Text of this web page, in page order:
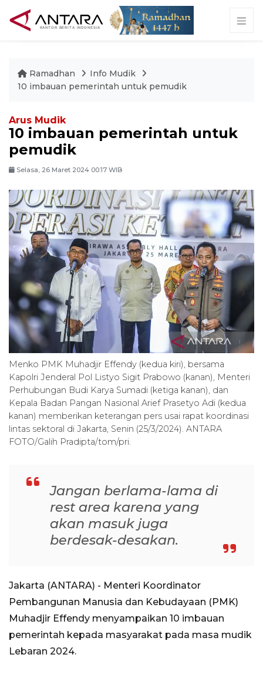
Ramadhan
Info Mudik
10 imbauan pemerintah untuk pemudik
Arus Mudik
10 imbauan pemerintah untuk
pemudik
Selasa, 26 Maret 2024 00:17 WIB
Menko PMK Muhadjir Effendy (kedua kiri), bersama
Kapolri Jenderal Pol Listyo Sigit Prabowo (kanan), Menteri
Perhubungan Budi Karya Sumadi (ketiga kanan), dan
Kepala Badan Pangan Nasional Arief Prasetyo Adi (kedua
kanan) memberikan keterangan pers usai rapat koordinasi
lintas sektoral di Jakarta, Senin (25/3/2024). ANTARA
FOTO/Galih Pradipta/tom/pri.
Jangan berlama-lama di
rest area karena yang
akan masuk juga
berdesak-desakan.
Jakarta (ANTARA) - Menteri Koordinator
Pembangunan Manusia dan Kebudayaan (PMK)
Muhadjir Effendy menyampaikan 10 imbauan
pemerintah kepada masyarakat pada masa mudik
Lebaran 2024.